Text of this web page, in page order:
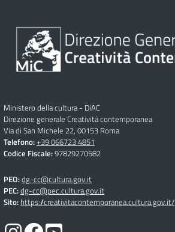
Ministero della cultura - DiAC
Direzione generale Creatività contemporanea
Via di San Michele 22, 00153 Roma
Telefono:+39 066723 4851
Codice Fiscale:97829270582
PEO:dg-cc@cultura.gov.it
PEC:dg-cc@pec.cultura.gov.it
Sito: https://creativitacontemporanea.cultura.gov.it/